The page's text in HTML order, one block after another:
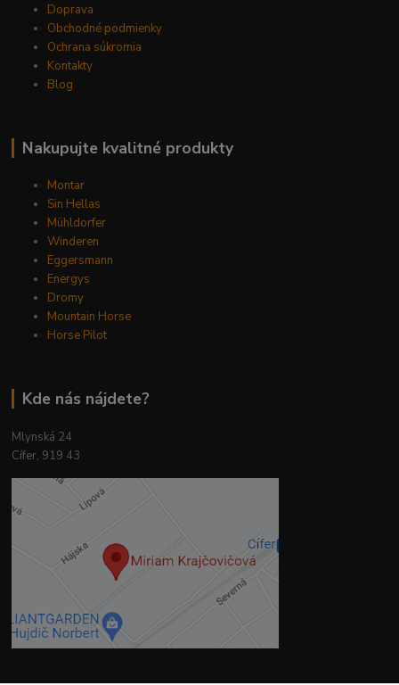
Doprava
Obchodné podmienky
Ochrana súkromia
Kontakty
Blog
Nakupujte kvalitné produkty
Montar
Sin Hellas
Mühldorfer
Winderen
Eggersmann
Energys
Dromy
Mountain Horse
Horse Pilot
Kde nás nájdete?
Mlynská 24
Cífer, 919 43